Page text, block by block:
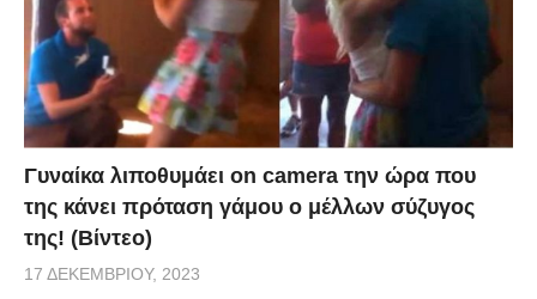
Γυναίκα λιποθυμάει on camera την ώρα που
της κάνει πρόταση γάμου ο μέλλων σύζυγος
της! (Βίντεο)
17 ΔΕΚΕΜΒΡΊΟΥ, 2023